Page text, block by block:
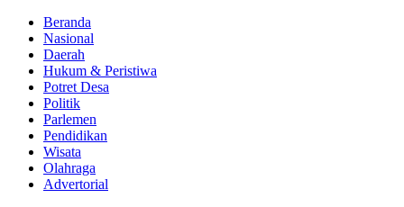
Beranda
Nasional
Daerah
Hukum & Peristiwa
Potret Desa
Politik
Parlemen
Pendidikan
Wisata
Olahraga
Advertorial